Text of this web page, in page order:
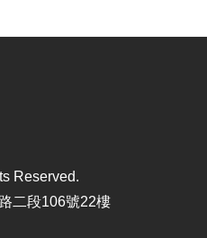
Reserved.
二段106號22樓